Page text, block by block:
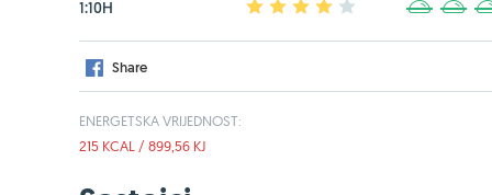
1:10H 2 3 4
Share
ENERGETSKA VRIJEDNOST:
215 KCAL / 899,56 KJ